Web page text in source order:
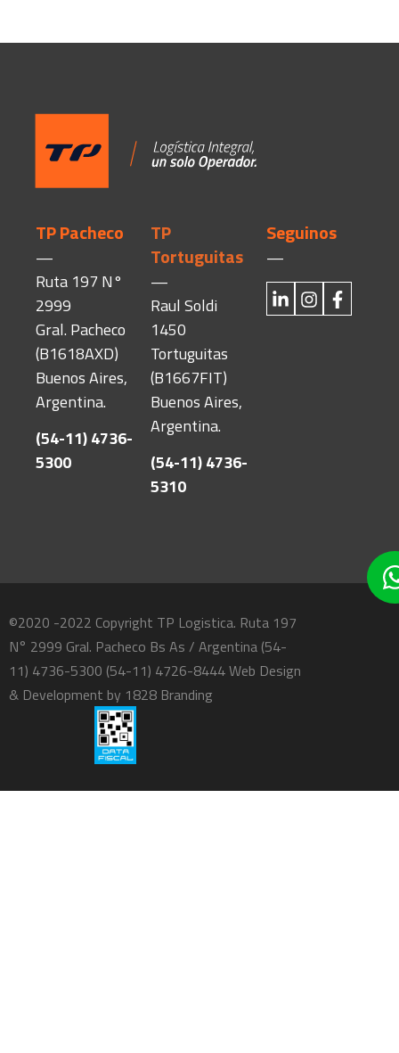
TP Pacheco
—
Ruta 197 N°
2999
Gral. Pacheco
(B1618AXD)
Buenos Aires,
Argentina.
(54-11) 4736-
5300
TP
Tortuguitas
—
Raul Soldi
1450
Tortuguitas
(B1667FIT)
Buenos Aires,
Argentina.
(54-11) 4736-
5310
Seguinos
—
©2020 -2022 Copyright TP Logistica. Ruta 197
N° 2999 Gral. Pacheco Bs As / Argentina (54-
11) 4736-5300 (54-11) 4726-8444 Web Design
& Development by 1828 Branding